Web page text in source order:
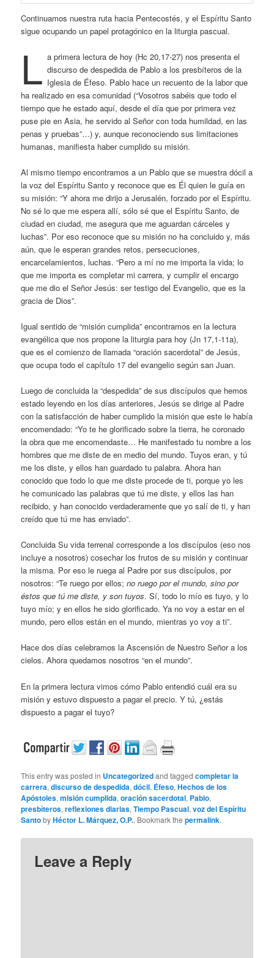
Continuamos nuestra ruta hacia Pentecostés, y el Espíritu Santo
sigue ocupando un papel protagónico en la liturgia pascual.
L a primera lectura de hoy (Hc 20,17-27) nos presenta el
discurso de despedida de Pablo a los presbíteros de la
Iglesia de Éfeso. Pablo hace un recuento de la labor que
ha realizado en esa comunidad (“Vosotros sabéis que todo el
tiempo que he estado aquí, desde el día que por primera vez
puse pie en Asia, he servido al Señor con toda humildad, en las
penas y pruebas”…) y, aunque reconociendo sus limitaciones
humanas, manifiesta haber cumplido su misión.
Al mismo tiempo encontramos a un Pablo que se muestra dócil a
la voz del Espíritu Santo y reconoce que es Él quien le guía en
su misión: “Y ahora me dirijo a Jerusalén, forzado por el Espíritu.
No sé lo que me espera allí, sólo sé que el Espíritu Santo, de
ciudad en ciudad, me asegura que me aguardan cárceles y
luchas”. Por eso reconoce que su misión no ha concluido y, más
aún, que le esperan grandes retos, persecuciones,
encarcelamientos, luchas. “Pero a mí no me importa la vida; lo
que me importa es completar mi carrera, y cumplir el encargo
que me dio el Señor Jesús: ser testigo del Evangelio, que es la
gracia de Dios”.
Igual sentido de “misión cumplida” encontramos en la lectura
evangélica que nos propone la liturgia para hoy (Jn 17,1-11a),
que es el comienzo de llamada “oración sacerdotal” de Jesús,
que ocupa todo el capítulo 17 del evangelio según san Juan.
Luego de concluida la “despedida” de sus discípulos que hemos
estado leyendo en los días anteriores, Jesús se dirige al Padre
con la satisfacción de haber cumplido la misión que este le había
encomendado: “Yo te he glorificado sobre la tierra, he coronado
la obra que me encomendaste… He manifestado tu nombre a los
hombres que me diste de en medio del mundo. Tuyos eran, y tú
me los diste, y ellos han guardado tu palabra. Ahora han
conocido que todo lo que me diste procede de ti, porque yo les
he comunicado las palabras que tú me diste, y ellos las han
recibido, y han conocido verdaderamente que yo salí de ti, y han
creído que tú me has enviado”.
Concluida Su vida terrenal corresponde a los discípulos (eso nos
incluye a nosotros) cosechar los frutos de su misión y continuar
la misma. Por eso le ruega al Padre por sus discípulos, por
nosotros: “Te ruego por ellos;no ruego por el mundo, sino por
éstos que tú me diste, y son tuyos. Sí, todo lo mío es tuyo, y lo
tuyo mío; y en ellos he sido glorificado. Ya no voy a estar en el
mundo, pero ellos están en el mundo, mientras yo voy a ti”.
Hace dos días celebramos la Ascensión de Nuestro Señor a los
cielos. Ahora quedamos nosotros “en el mundo”.
En la primera lectura vimos cómo Pablo entendió cuál era su
misión y estuvo dispuesto a pagar el precio. Y tú, ¿estás
dispuesto a pagar el tuyo?
This entry was posted in Uncategorizedand taggedcompletar la
carrera,discurso de despedida,dócil, Éfeso,Hechos de los
Apóstoles,misión cumplida,oración sacerdotal, Pablo,
presbíteros,reflexiones diarias,Tiempo Pascual,voz del Espíritu
SantobyHéctor L. Márquez, O.P.. Bookmark thepermalink.
Leave a Reply